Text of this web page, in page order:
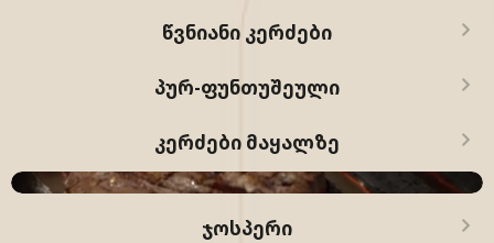
ᲬᲕᲜᲘᲐᲜᲘ ᲙᲔᲠᲫᲔᲑᲘ
ᲞᲣᲠ-ᲤᲣᲜᲗᲣᲨᲔᲣᲚᲘ
ᲙᲔᲠᲫᲔᲑᲘ ᲛᲐᲧᲐᲚᲖᲔ
ᲯᲝᲡᲞᲔᲠᲘ